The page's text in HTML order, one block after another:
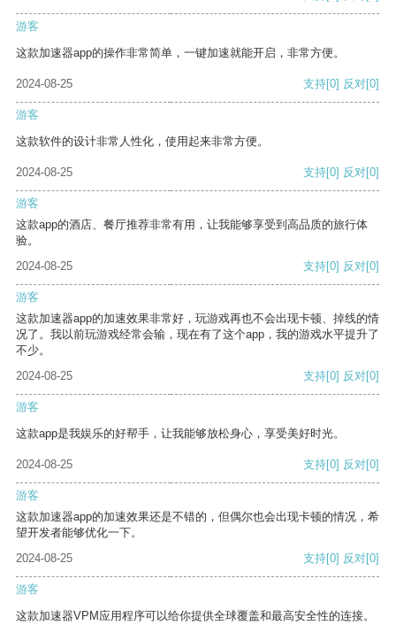
游客
这款加速器app的操作非常简单，一键加速就能开启，非常方便。
2024-08-25 支持[0] 反对[0]
游客
这款软件的设计非常人性化，使用起来非常方便。
2024-08-25 支持[0] 反对[0]
游客
这款app的酒店、餐厅推荐非常有用，让我能够享受到高品质的旅行体
验。
2024-08-25
支持[0] 反对[0]
游客
这款加速器app的加速效果非常好，玩游戏再也不会出现卡顿、掉线的情
况了。我以前玩游戏经常会输，现在有了这个app，我的游戏水平提升了
不少。
2024-08-25
支持[0] 反对[0]
游客
这款app是我娱乐的好帮手，让我能够放松身心，享受美好时光。
2024-08-25 支持[0] 反对[0]
游客
这款加速器app的加速效果还是不错的，但偶尔也会出现卡顿的情况，希
望开发者能够优化一下。
2024-08-25
支持[0] 反对[0]
游客
这款加速器VPM应用程序可以给你提供全球覆盖和最高安全性的连接。